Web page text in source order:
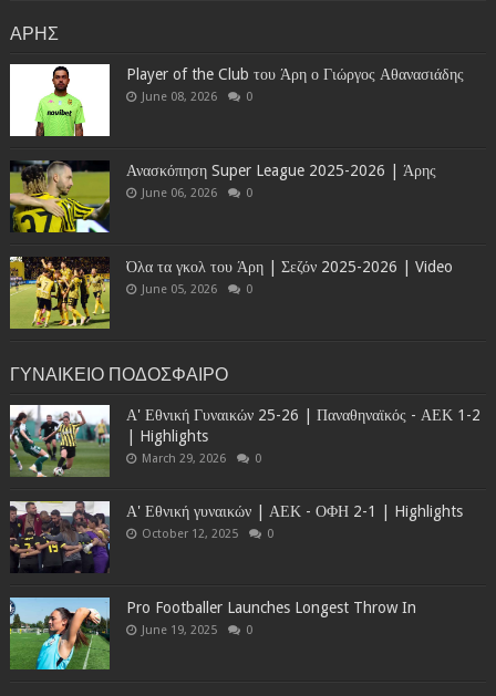
ΑΡΗΣ
Player of the Club του Άρη ο Γιώργος Αθανασιάδης
June 08, 2026 0
Ανασκόπηση Super League 2025-2026 | Άρης
June 06, 2026 0
Όλα τα γκολ του Άρη | Σεζόν 2025-2026 | Video
June 05, 2026 0
ΓΥΝΑΙΚΕΙΟ ΠΟΔΟΣΦΑΙΡΟ
Α' Εθνική Γυναικών 25-26 | Παναθηναϊκός - ΑΕΚ 1-2
| Highlights
March 29, 2026 0
Α' Εθνική γυναικών | ΑΕΚ - ΟΦΗ 2-1 | Highlights
October 12, 2025 0
Pro Footballer Launches Longest Throw In
June 19, 2025 0